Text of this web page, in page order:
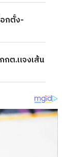
กตั้ง-
กต.แจงเส้น